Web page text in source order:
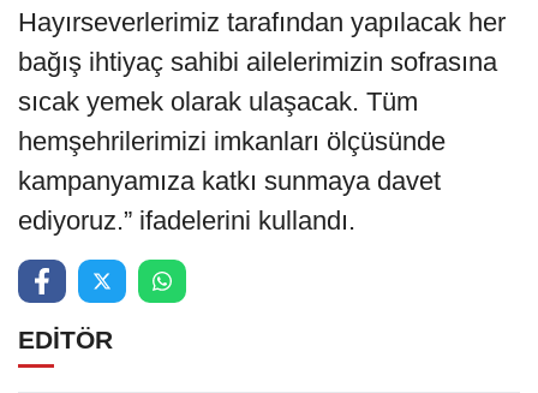
Hayırseverlerimiz tarafından yapılacak her
bağış ihtiyaç sahibi ailelerimizin sofrasına
sıcak yemek olarak ulaşacak. Tüm
hemşehrilerimizi imkanları ölçüsünde
kampanyamıza katkı sunmaya davet
ediyoruz.” ifadelerini kullandı.
EDİTÖR